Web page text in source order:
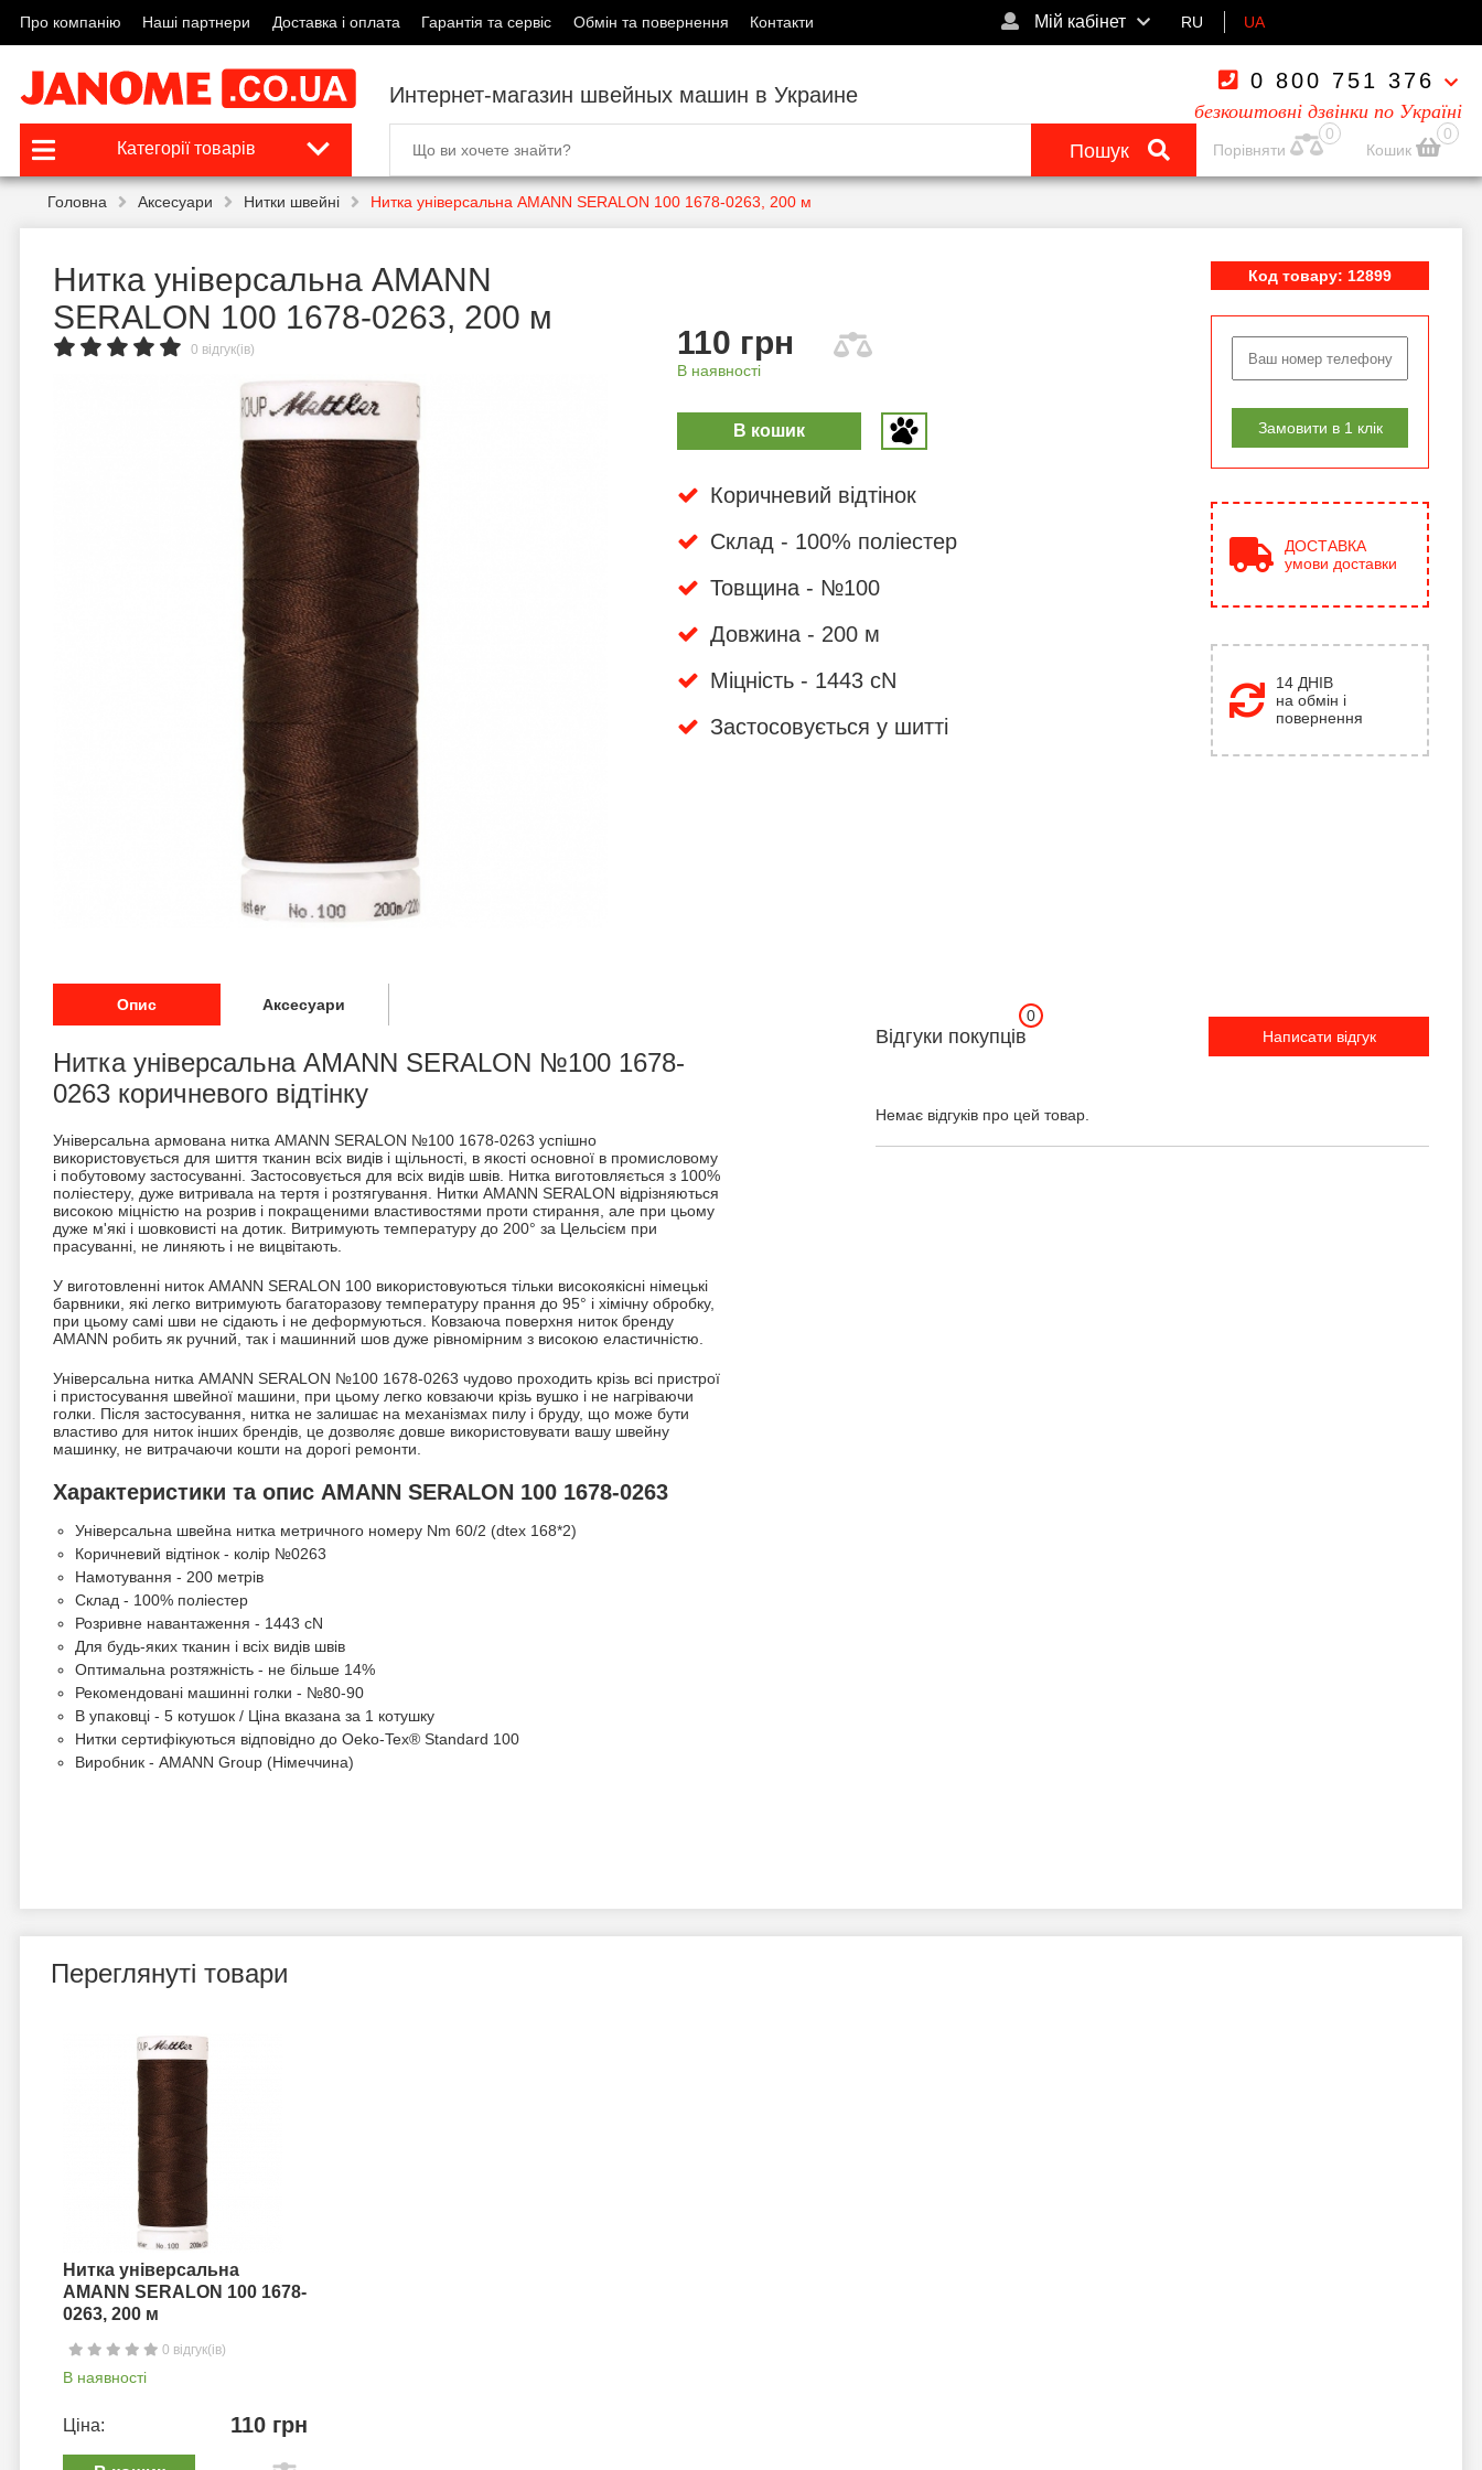
Про компанію Наші партнери Доставка і оплата Гарантія та сервіс Обмін та повернення Контакти Мій кабінет RU UA
Интернет-магазин швейных машин в Украине
0 800 751 376
безкоштовні дзвінки по Україні
Категорії товарів Пошук
0
Порівняти
0
Кошик
Головна Аксесуари Нитки швейні Нитка універсальна AMANN SERALON 100 1678-0263, 200 м
Нитка універсальна AMANN
SERALON 100 1678-0263, 200 м
0 відгук(ів) 110 грн
В наявності
В кошик
Коричневий відтінок
Склад - 100% поліестер
Товщина - №100
Довжина - 200 м
Міцність - 1443 cN
Застосовується у шитті
Код товару: 12899
Замовити в 1 клік
ДОСТАВКА
умови доставки
14 ДНІВ
на обмін і
повернення
Опис Аксесуари
Нитка універсальна AMANN SERALON №100 1678-
0263 коричневого відтінку
Універсальна армована нитка AMANN SERALON №100 1678-0263 успішно
використовується для шиття тканин всіх видів і щільності, в якості основної в промисловому
і побутовому застосуванні. Застосовується для всіх видів швів. Нитка виготовляється з 100%
поліестеру, дуже витривала на тертя і розтягування. Нитки AMANN SERALON відрізняються
високою міцністю на розрив і покращеними властивостями проти стирання, але при цьому
дуже м'які і шовковисті на дотик. Витримують температуру до 200° за Цельсієм при
прасуванні, не линяють і не вицвітають.
У виготовленні ниток AMANN SERALON 100 використовуються тільки високоякісні німецькі
барвники, які легко витримують багаторазову температуру прання до 95° і хімічну обробку,
при цьому самі шви не сідають і не деформуються. Ковзаюча поверхня ниток бренду
AMANN робить як ручний, так і машинний шов дуже рівномірним з високою еластичністю.
Універсальна нитка AMANN SERALON №100 1678-0263 чудово проходить крізь всі пристрої
і пристосування швейної машини, при цьому легко ковзаючи крізь вушко і не нагріваючи
голки. Після застосування, нитка не залишає на механізмах пилу і бруду, що може бути
властиво для ниток інших брендів, це дозволяє довше використовувати вашу швейну
машинку, не витрачаючи кошти на дорогі ремонти.
Характеристики та опис AMANN SERALON 100 1678-0263
Універсальна швейна нитка метричного номеру Nm 60/2 (dtex 168*2)
Коричневий відтінок - колір №0263
Намотування - 200 метрів
Склад - 100% поліестер
Розривне навантаження - 1443 cN
Для будь-яких тканин і всіх видів швів
Оптимальна розтяжність - не більше 14%
Рекомендовані машинні голки - №80-90
В упаковці - 5 котушок / Ціна вказана за 1 котушку
Нитки сертифікуються відповідно до Oeko-Tex® Standard 100
Виробник - AMANN Group (Німеччина)
Відгуки покупців
0
Написати відгук
Немає відгуків про цей товар.
Переглянуті товари
Нитка універсальна
AMANN SERALON 100 1678-
0263, 200 м
0 відгук(ів)
В наявності
Ціна: 110 грн